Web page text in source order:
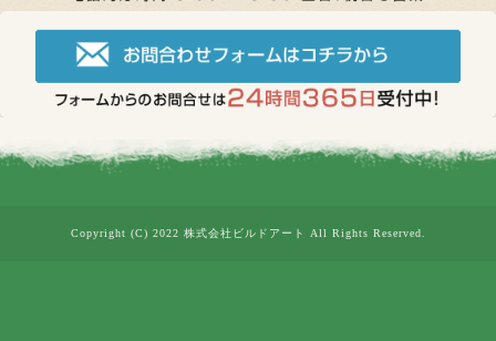
Copyright (C) 2022 株式会社ビルドアート All Rights Reserved.